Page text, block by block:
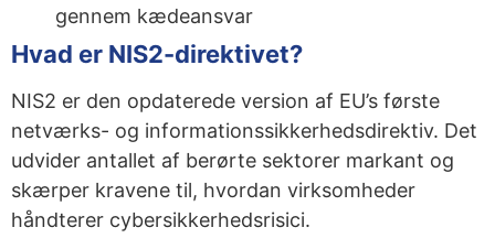
gennem kædeansvar
Hvad er NIS2-direktivet?
NIS2 er den opdaterede version af EU’s første
netværks- og informationssikkerhedsdirektiv. Det
udvider antallet af berørte sektorer markant og
skærper kravene til, hvordan virksomheder
håndterer cybersikkerhedsrisici.